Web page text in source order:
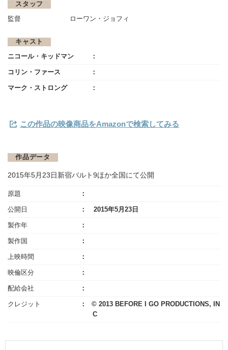
スタッフ
監督 ローワン・ジョフィ
キャスト
ニコール・キッドマン
コリン・ファース
マーク・ストロング
この作品の映像商品をAmazonで検索してみる
作品データ
2015年5月23日新宿バルト9ほか全国にて公開
原題
公開日 2015年5月23日
製作年
製作国
上映時間
映倫区分
配給会社
クレジット
© 2013 BEFORE I GO PRODUCTIONS, IN
C